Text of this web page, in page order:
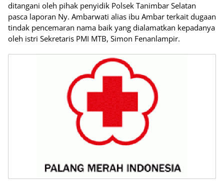
ditangani oleh pihak penyidik Polsek Tanimbar Selatan
pasca laporan Ny. Ambarwati alias ibu Ambar terkait dugaan
tindak pencemaran nama baik yang dialamatkan kepadanya
oleh istri Sekretaris PMI MTB, Simon Fenanlampir.